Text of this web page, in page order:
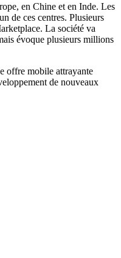
en Chine et en Inde. Les
de ces centres. Plusieurs
La société va
évoque plusieurs millions
offre mobile attrayante
de nouveaux